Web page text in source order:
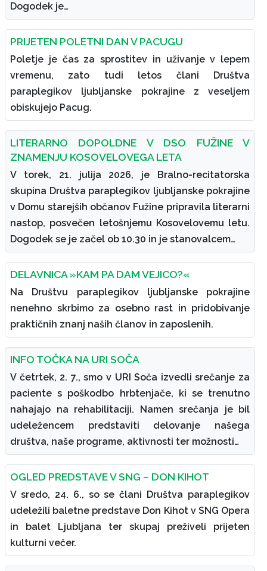
Dogodek je…
PRIJETEN POLETNI DAN V PACUGU
Poletje je čas za sprostitev in uživanje v lepem
vremenu, zato tudi letos člani Društva
paraplegikov ljubljanske pokrajine z veseljem
obiskujejo Pacug.
LITERARNO DOPOLDNE V DSO FUŽINE V
ZNAMENJU KOSOVELOVEGA LETA
V torek, 21. julija 2026, je Bralno-recitatorska
skupina Društva paraplegikov ljubljanske pokrajine
v Domu starejših občanov Fužine pripravila literarni
nastop, posvečen letošnjemu Kosovelovemu letu.
Dogodek se je začel ob 10.30 in je stanovalcem…
DELAVNICA »KAM PA DAM VEJICO?«
Na Društvu paraplegikov ljubljanske pokrajine
nenehno skrbimo za osebno rast in pridobivanje
praktičnih znanj naših članov in zaposlenih.
INFO TOČKA NA URI SOČA
V četrtek, 2. 7., smo v URI Soča izvedli srečanje za
paciente s poškodbo hrbtenjače, ki se trenutno
nahajajo na rehabilitaciji. Namen srečanja je bil
udeležencem predstaviti delovanje našega
društva, naše programe, aktivnosti ter možnosti…
OGLED PREDSTAVE V SNG – DON KIHOT
V sredo, 24. 6., so se člani Društva paraplegikov
udeležili baletne predstave Don Kihot v SNG Opera
in balet Ljubljana ter skupaj preživeli prijeten
kulturni večer.